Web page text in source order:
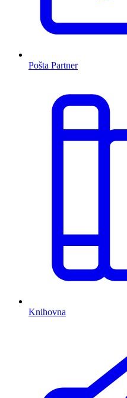
Pošta Partner
Knihovna